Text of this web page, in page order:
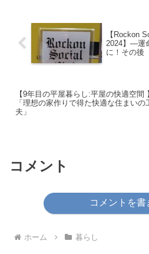
【Rockon
2024】—運
に！その後
【9年目の平屋暮らし:平屋の快適空間
「理想の家作りで得た快適な住まいの
夫」
コメント
コメントを書
ホーム 暮らし